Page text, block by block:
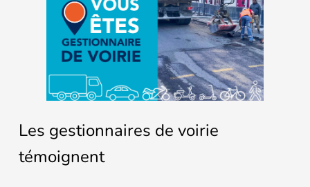
Les gestionnaires de voirie
témoignent